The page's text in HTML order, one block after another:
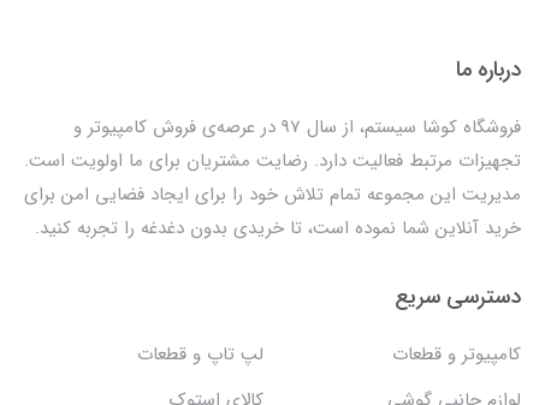
درباره ما
فروشگاه کوشا سیستم، از سال 97 در عرصه‌ی فروش کامپیوتر و
تجهیزات مرتبط فعالیت دارد. رضایت مشتریان برای ما اولویت است.
مدیریت این مجموعه تمام تلاش خود را برای ایجاد فضایی امن برای
خرید آنلاین شما نموده است، تا خریدی بدون دغدغه را تجربه کنید.
دسترسی سریع
کامپیوتر و قطعات
لپ تاپ و قطعات